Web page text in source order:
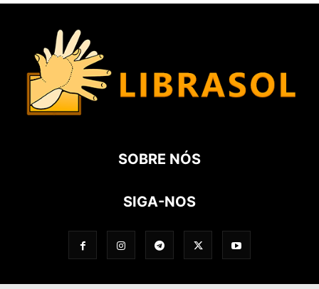
SOBRE NÓS
SIGA-NOS